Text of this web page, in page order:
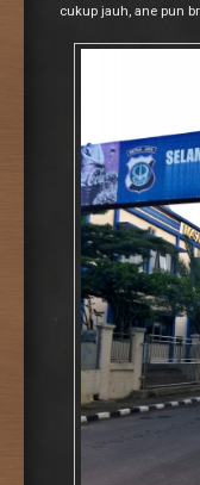
cukup jauh, ane pun